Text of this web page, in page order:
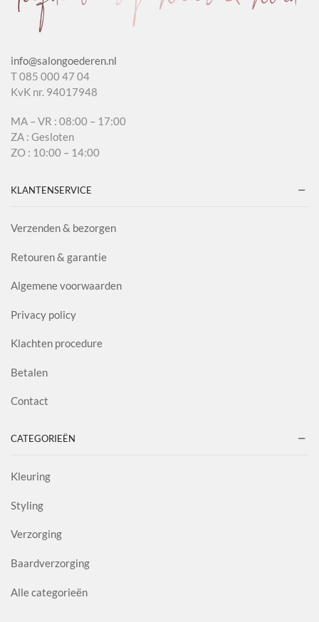
info@salongoederen.nl
T 085 000 47 04
KvK nr. 94017948
MA – VR : 08:00 – 17:00
ZA : Gesloten
ZO : 10:00 – 14:00
KLANTENSERVICE
Verzenden & bezorgen
Retouren & garantie
Algemene voorwaarden
Privacy policy
Klachten procedure
Betalen
Contact
CATEGORIEËN
Kleuring
Styling
Verzorging
Baardverzorging
Alle categorieën